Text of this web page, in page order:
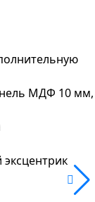
МДФ 10 мм,